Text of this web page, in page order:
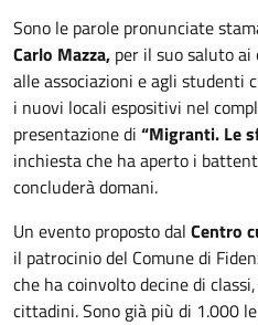
Sono le parole pronunciate
Carlo Mazza, per il suo saluto
alle associazioni e agli studenti
i nuovi locali espositivi nel
presentazione di “Migranti. Le
inchiesta che ha aperto i
concluderà domani.
Un evento proposto dal Centro
il patrocinio del Comune di
che ha coinvolto decine di
cittadini. Sono già più di 1.000